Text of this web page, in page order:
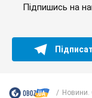
Підпишись на
Новини.